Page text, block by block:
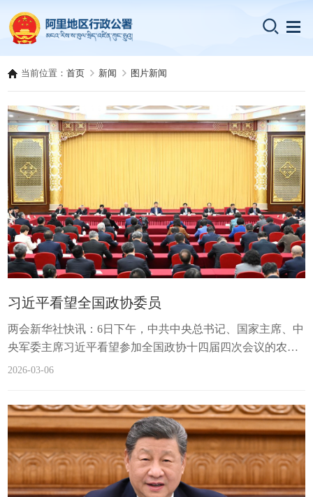
当前位置：首页 新闻 图片新闻
习近平看望全国政协委员
两会新华社快讯：6日下午，中共中央总书记、国家主席、中
央军委主席习近平看望参加全国政协十四届四次会议的农工
党、九三学社、医药卫生界、社会福利和社会保障界委员，
2026-03-06